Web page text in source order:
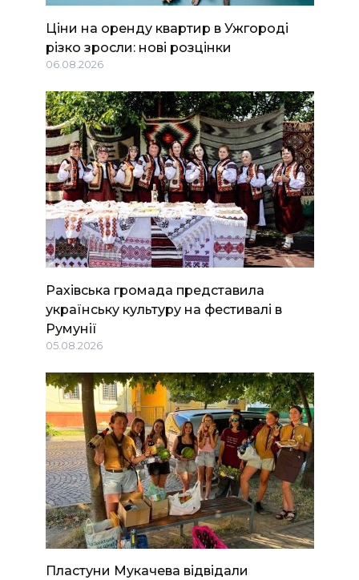
Ціни на оренду квартир в Ужгороді
різко зросли: нові розцінки
06.08.2026
Рахівська громада представила
українську культуру на фестивалі в
Румунії
05.08.2026
Пластуни Мукачева відвідали